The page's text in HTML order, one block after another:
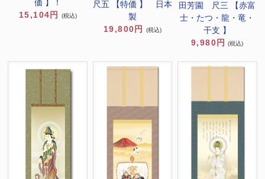
価 】！
15,104円
(税込)
尺五 【特価 】 日本
製
19,800円
(税込)
田芳園 尺三 【赤富
士・たつ・龍・竜・
干支 】
9,980円
(税込)